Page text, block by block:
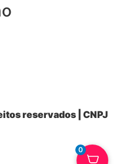
reservados | CNPJ
0